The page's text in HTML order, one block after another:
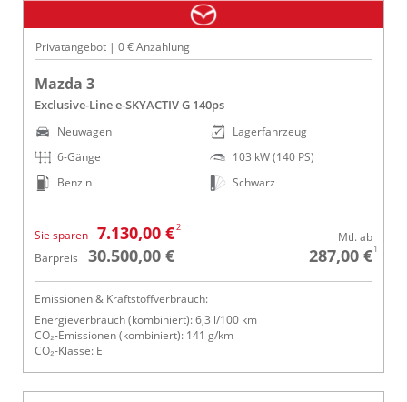
Privatangebot | 0 € Anzahlung
Mazda 3
Exclusive-Line e-SKYACTIV G 140ps
Neuwagen
6-Gänge
Benzin
Lagerfahrzeug
103 kW (140 PS)
Schwarz
Sie sparen 7.130,00 €2
Barpreis 30.500,00 €
Mtl. ab
287,00 €1
Emissionen & Kraftstoffverbrauch:
Energieverbrauch (kombiniert): 6,3 l/100 km
CO₂-Emissionen (kombiniert): 141 g/km
CO₂-Klasse: E